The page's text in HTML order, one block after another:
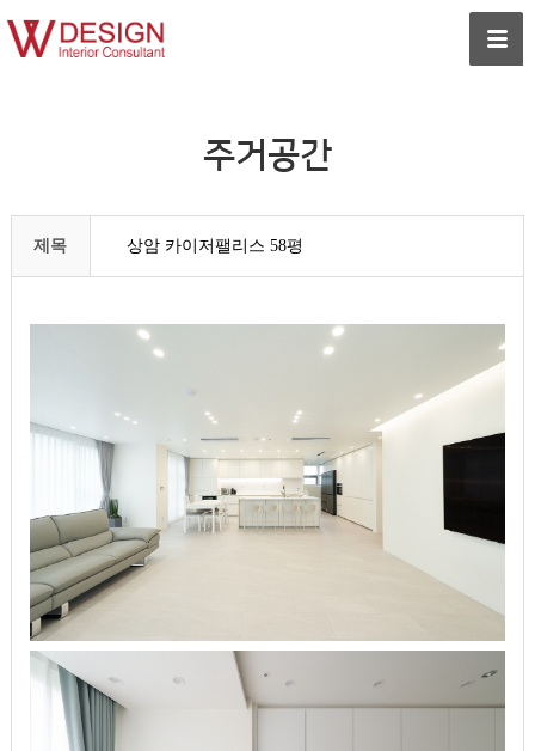
주거공간
제목 상암 카이저팰리스 58평